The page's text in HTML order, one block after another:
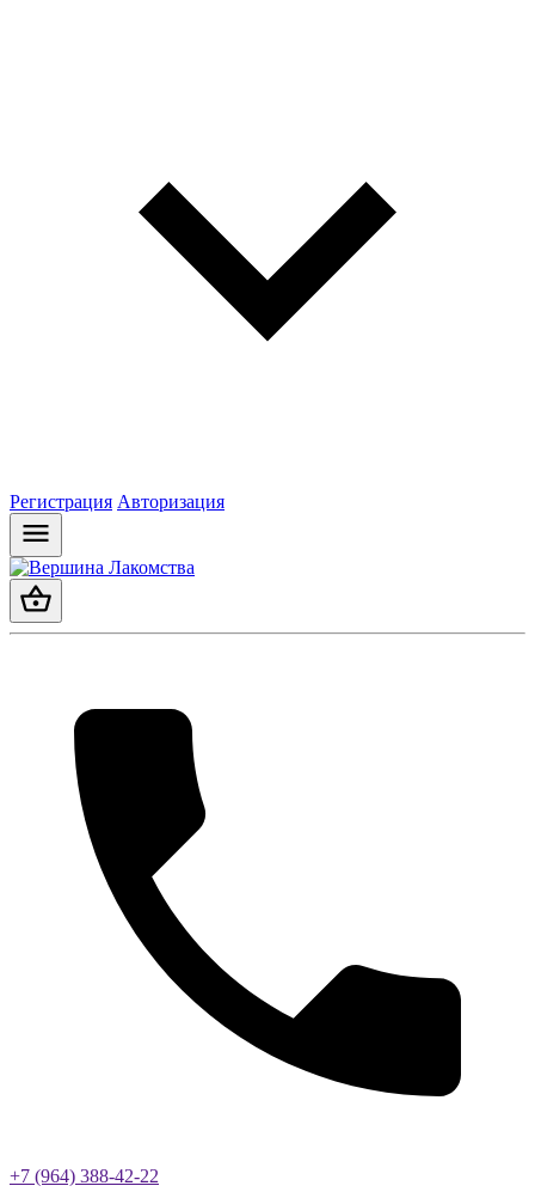
Регистрация Авторизация
+7 (964) 388-42-22